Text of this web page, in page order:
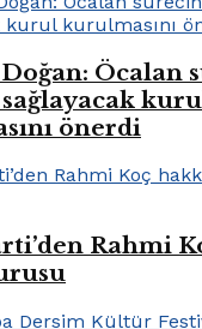
Öcalan
önerdi
Rahmi